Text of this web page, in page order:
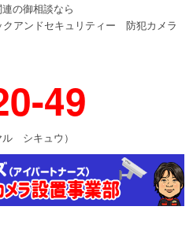
の御相談なら
クアンドセキュリティー 防犯カメラ
49
シキュウ）